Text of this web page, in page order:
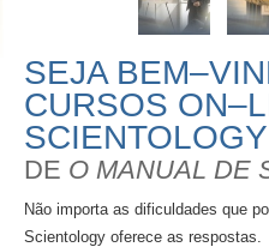
SEJA
CURSOS
SCIENTOLOGY
DE O MANUAL DE
Não importa as dificuldades que
Scientology oferece as respostas.